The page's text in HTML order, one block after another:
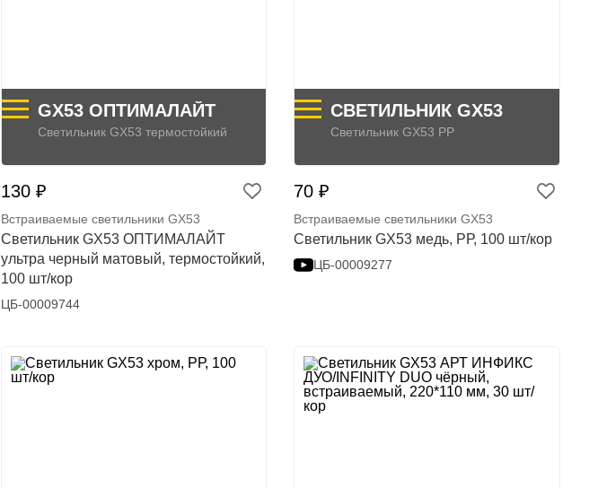
GX53 ОПТИМАЛАЙТ
Светильник GX53 термостойкий
130 ₽
Встраиваемые светильники GX53
Светильник GX53 ОПТИМАЛАЙТ
ультра черный матовый, термостойкий,
100 шт/кор
ЦБ-00009744
СВЕТИЛЬНИК GX53
Светильник GX53 PР
70 ₽
Встраиваемые светильники GX53
Светильник GX53 медь, PР, 100 шт/кор
ЦБ-00009277